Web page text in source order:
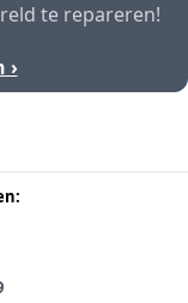
te repareren!
›